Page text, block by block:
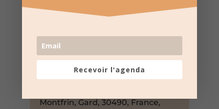
7 Juin 2025
18:30 au 21:30
Domaine du Parc Saint-Charles
– Montfrin
Montfrin, Gard, 30490, France,
Recevoir l'agenda